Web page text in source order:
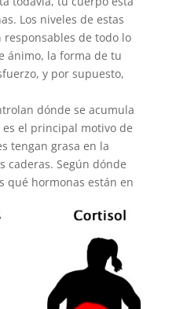
Los niveles de estas
responsables de todo lo
ánimo, la forma de tu
y por supuesto,
dónde se acumula
el principal motivo de
tengan grasa en la
caderas. Según dónde
qué hormonas están en